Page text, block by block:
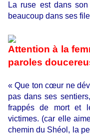
La ruse est dans
beaucoup dans ses
Attention à la
paroles
« Que ton cœur ne
pas dans ses
frappés de mort et
victimes. (car elle
chemin du Shéol, la